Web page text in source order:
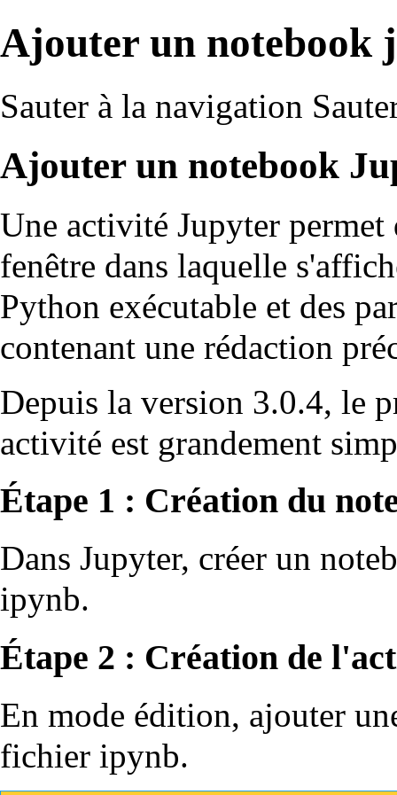
Ajouter un notebook
Sauter à la navigation
Ajouter un notebook
Une activité Jupyter permet
fenêtre dans laquelle
Python exécutable et des
contenant une rédaction
Depuis la version 3.0.4, le
activité est grandement
Étape 1 : Création du
Dans Jupyter, créer un
ipynb.
Étape 2 : Création de
En mode édition, ajouter
fichier ipynb.